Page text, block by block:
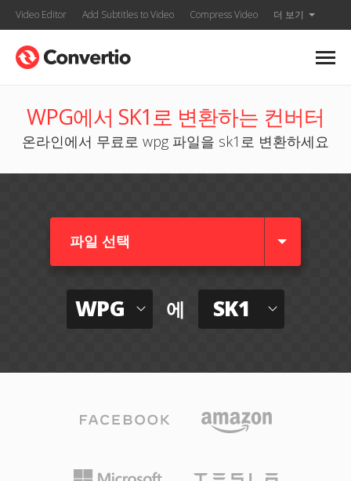
Video Editor Add Subtitles to Video Compress Video 더 보기
WPG에서 SK1로 변환하는 컨버터
온라인에서 무료로 wpg 파일을 sk1로 변환하세요
파일 선택
WPG 에 SK1